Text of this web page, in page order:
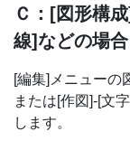
Ｃ：[図形構
線]などの場合
[編集]メニューの
または[作図]-[文
します。